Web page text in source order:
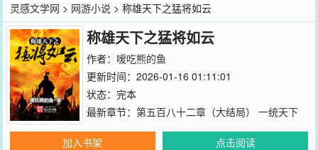
灵感文学网 > 网游小说 > 称雄天下之猛将如云
称雄天下之猛将如云
作者： 嗳吃熊的鱼
更新时间：2026-01-16 01:11:01
状态：完本
最新章节： 第五百八十二章（大结局） 一统天下
加入书架
点击阅读